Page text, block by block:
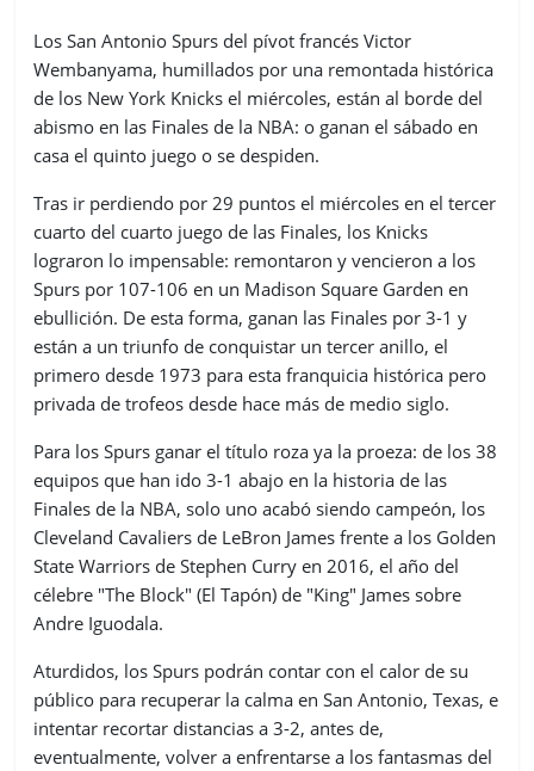
Los San Antonio Spurs del pívot francés Victor
Wembanyama, humillados por una remontada histórica
de los New York Knicks el miércoles, están al borde del
abismo en las Finales de la NBA: o ganan el sábado en
casa el quinto juego o se despiden.
Tras ir perdiendo por 29 puntos el miércoles en el tercer
cuarto del cuarto juego de las Finales, los Knicks
lograron lo impensable: remontaron y vencieron a los
Spurs por 107-106 en un Madison Square Garden en
ebullición. De esta forma, ganan las Finales por 3-1 y
están a un triunfo de conquistar un tercer anillo, el
primero desde 1973 para esta franquicia histórica pero
privada de trofeos desde hace más de medio siglo.
Para los Spurs ganar el título roza ya la proeza: de los 38
equipos que han ido 3-1 abajo en la historia de las
Finales de la NBA, solo uno acabó siendo campeón, los
Cleveland Cavaliers de LeBron James frente a los Golden
State Warriors de Stephen Curry en 2016, el año del
célebre "The Block" (El Tapón) de "King" James sobre
Andre Iguodala.
Aturdidos, los Spurs podrán contar con el calor de su
público para recuperar la calma en San Antonio, Texas, e
intentar recortar distancias a 3-2, antes de,
eventualmente, volver a enfrentarse a los fantasmas del